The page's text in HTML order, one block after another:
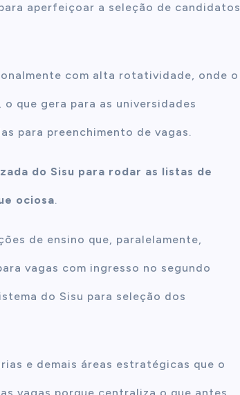
aperfeiçoar a seleção de candidatos
com alta rotatividade, onde o
que gera para as universidades
para preenchimento de vagas.
do Sisu para rodar as listas de
ociosa.
de ensino que, paralelamente,
vagas com ingresso no segundo
do Sisu para seleção dos
e demais áreas estratégicas que o